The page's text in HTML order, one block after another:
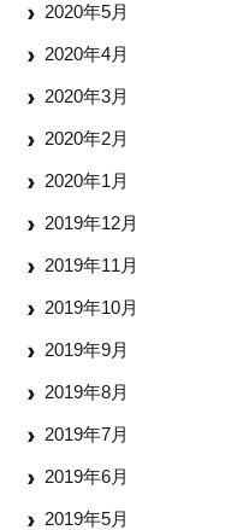
2020年5月
2020年4月
2020年3月
2020年2月
2020年1月
2019年12月
2019年11月
2019年10月
2019年9月
2019年8月
2019年7月
2019年6月
2019年5月